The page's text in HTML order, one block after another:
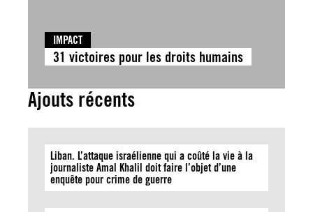
IMPACT
31 victoires pour les droits humains
Ajouts récents
Liban. L’attaque israélienne qui a coûté la vie à la
journaliste Amal Khalil doit faire l’objet d’une
enquête pour crime de guerre